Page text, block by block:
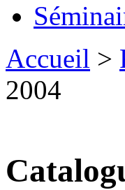
Accueil >
2004